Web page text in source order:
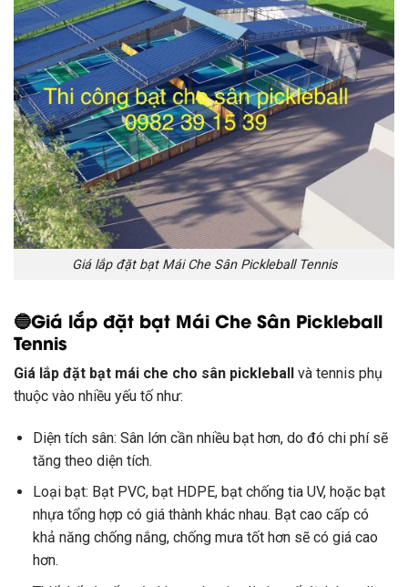
Giá lắp đặt bạt Mái Che Sân Pickleball Tennis
🔵Giá lắp đặt bạt Mái Che Sân Pickleball
Tennis
Giá lắp đặt bạt mái che cho sân pickleball và tennis phụ
thuộc vào nhiều yếu tố như:
Diện tích sân: Sân lớn cần nhiều bạt hơn, do đó chi phí sẽ
tăng theo diện tích.
Loại bạt: Bạt PVC, bạt HDPE, bạt chống tia UV, hoặc bạt
nhựa tổng hợp có giá thành khác nhau. Bạt cao cấp có
khả năng chống nắng, chống mưa tốt hơn sẽ có giá cao
hơn.